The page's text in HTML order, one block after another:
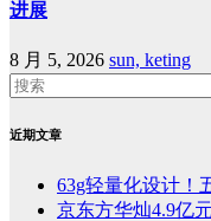
进展
8 月 5, 2026 sun, keting
近期文章
63g轻量化设计！
京东方华灿4.9亿